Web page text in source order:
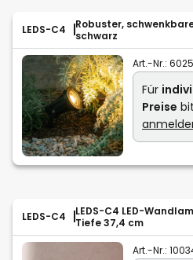
LEDS-C4
Robuster,
schwarz
Art.-Nr.:
Für
Preise
LEDS-C4
LEDS-C4 LED-
Tiefe 37,4 cm
Art.-Nr.: